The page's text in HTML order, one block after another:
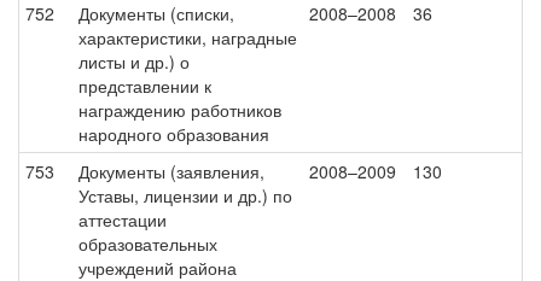
752
Документы (списки,
характеристики, наградные
листы и др.) о
представлении к
награждению работников
народного образования
2008–2008 36
753
Документы (заявления,
Уставы, лицензии и др.) по
аттестации
образовательных
учреждений района
2008–2009 130